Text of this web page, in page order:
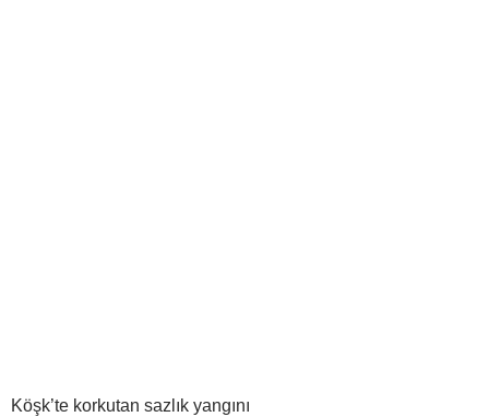
Köşk’te korkutan sazlık yangını